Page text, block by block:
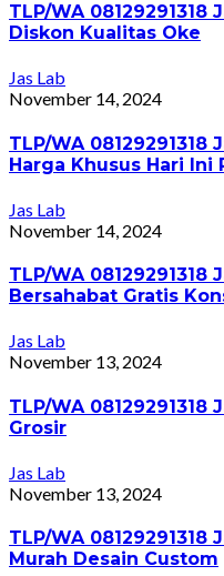
TLP/WA 08129291318
Diskon Kualitas Oke
Jas Lab
November 14, 2024
TLP/WA
Harga Khusus Hari
Jas Lab
November 14, 2024
TLP/WA 08129291318
Bersahabat Gratis
Jas Lab
November 13, 2024
TLP/WA 08129291318
Grosir
Jas Lab
November 13, 2024
TLP/WA 08129291318
Murah Desain Custom